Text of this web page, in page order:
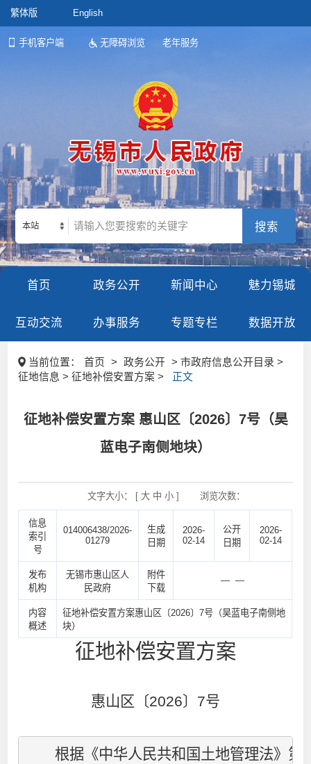
繁体版 English
手机客户端 无障碍浏览 老年服务
本站
首页 政务公开 新闻中心 魅力锡城
互动交流 办事服务 专题专栏 数据开放
当前位置： 首页 > 政务公开
> 市政府信息公开目录 >
征地信息 > 征地补偿安置方案 >
正文
征地补偿安置方案 惠山区〔2026〕7号（昊
蓝电子南侧地块）
文字大小： [ 大 中 小] 浏览次数：
信息
索引
号
014006438/2026-
01279
生成
日期
2026-
02-14
公开
日期
2026-
02-14
发布
机构
无锡市惠山区人
民政府
附件
下载
— —
内容
概述
征地补偿安置方案惠山区〔2026〕7号（昊蓝电子南侧地
块）
征地补偿安置方案
惠山区〔2026〕 7号
根据《中华人民共和国 土地管理法》第